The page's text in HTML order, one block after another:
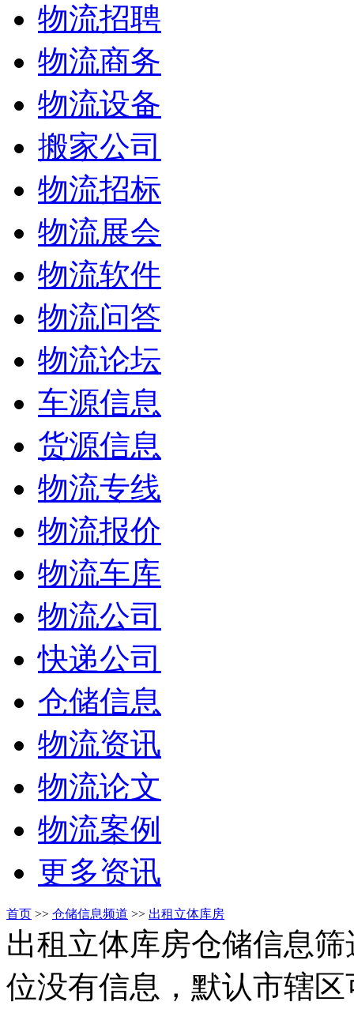
物流招聘
物流商务
物流设备
搬家公司
物流招标
物流展会
物流软件
物流问答
物流论坛
车源信息
货源信息
物流专线
物流报价
物流车库
物流公司
快递公司
仓储信息
物流资讯
物流论文
物流案例
更多资讯
首页 >> 仓储信息频道 >> 出租立体库房
出租立体库房仓储信息筛
位没有信息，默认市辖